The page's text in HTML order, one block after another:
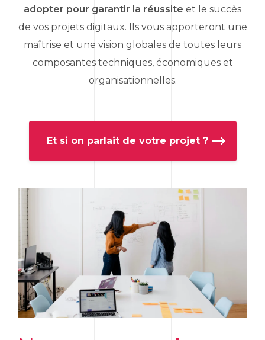
adopter pour garantir la réussite et le succès
de vos projets digitaux. Ils vous apporteront une
maîtrise et une vision globales de toutes leurs
composantes techniques, économiques et
organisationnelles.
Et si on parlait de votre projet ?